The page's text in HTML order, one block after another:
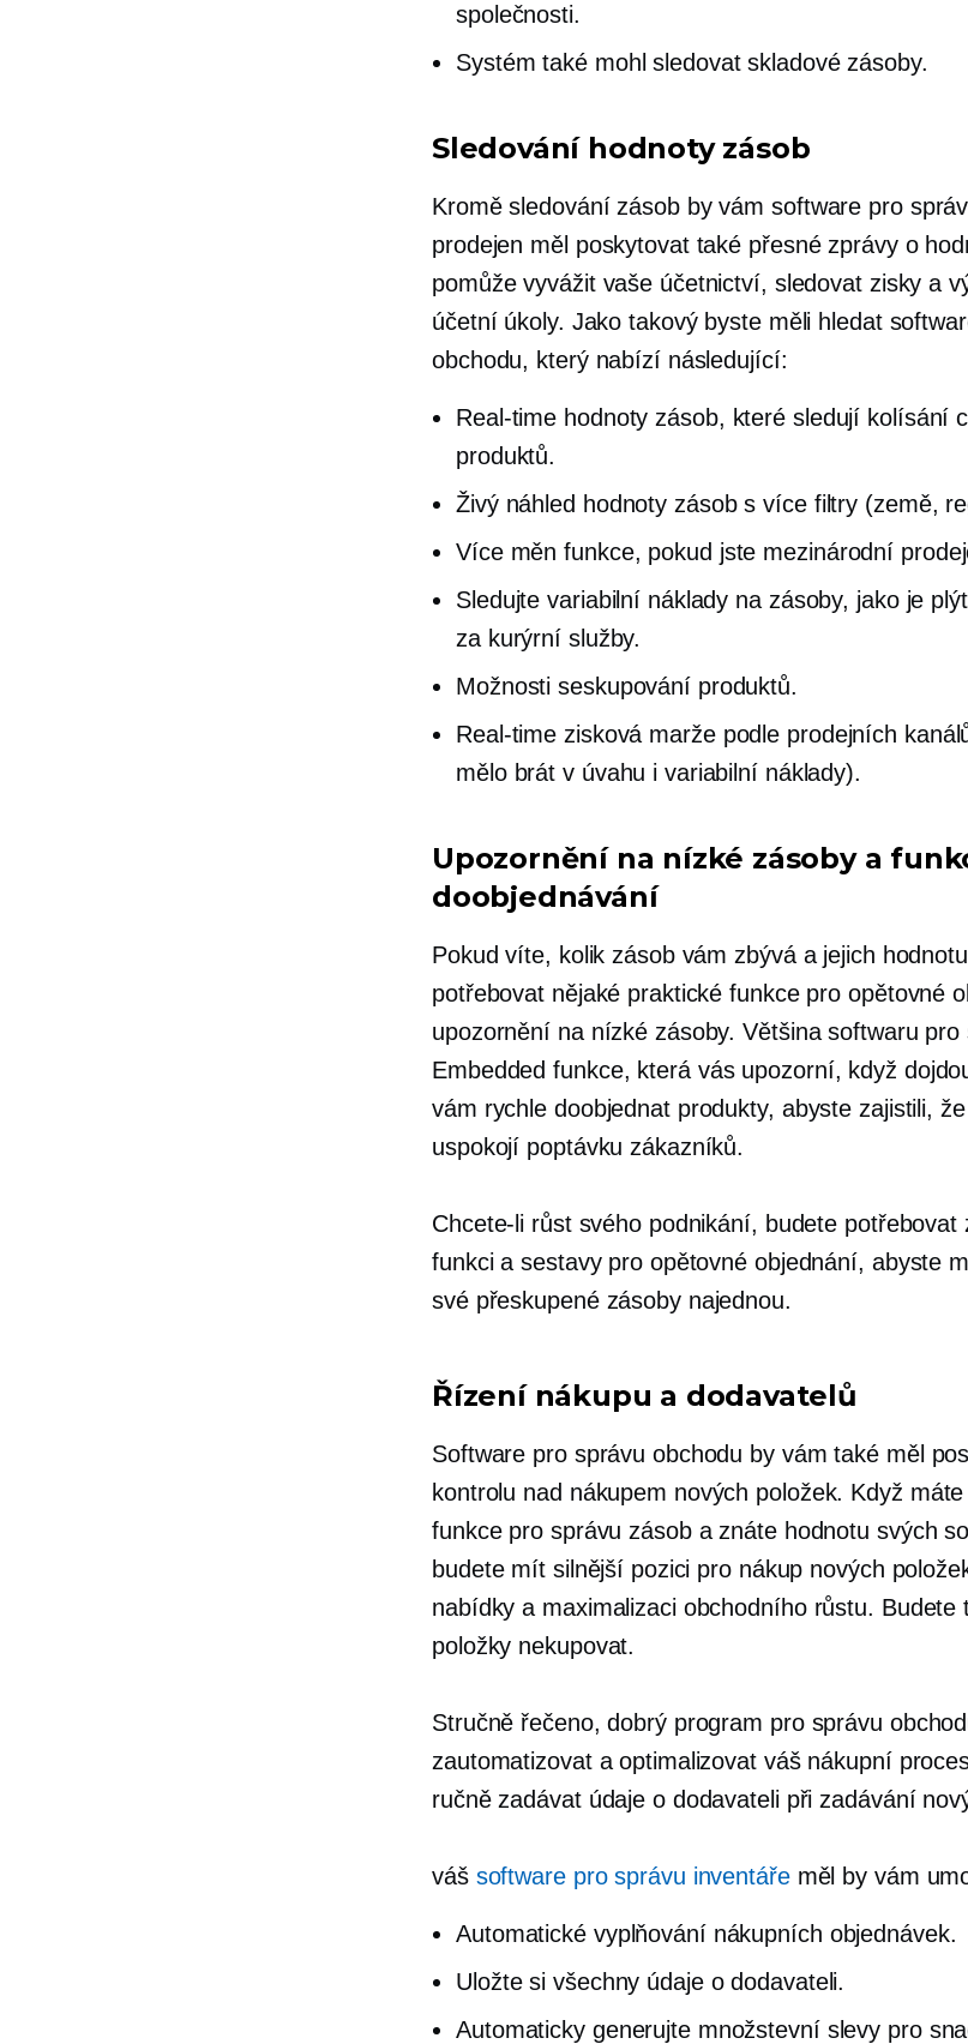
společnosti.
Systém také mohl sledovat skladové zásoby.
Sledování hodnoty zásob
Kromě sledování zásob by vám software pro
prodejen měl poskytovat také přesné zprávy o
pomůže vyvážit vaše účetnictví, sledovat zisky a
účetní úkoly. Jako takový byste měli hledat
obchodu, který nabízí následující:
Real-time hodnoty zásob, které sledují kolísání
produktů.
Živý náhled hodnoty zásob s více filtry (země,
Více měn funkce, pokud jste mezinárodní
Sledujte variabilní náklady na zásoby, jako je
za kurýrní služby.
Možnosti seskupování produktů.
Real-time zisková marže podle prodejních
mělo brát v úvahu i variabilní náklady).
Upozornění na nízké zásoby a
doobjednávání
Pokud víte, kolik zásob vám zbývá a jejich
potřebovat nějaké praktické funkce pro opětovné
upozornění na nízké zásoby. Většina softwaru
Embedded funkce, která vás upozorní, když
vám rychle doobjednat produkty, abyste zajistili,
uspokojí poptávku zákazníků.
Chcete-li růst svého podnikání, budete potřebovat
funkci a sestavy pro opětovné objednání, abyste
své přeskupené zásoby najednou.
Řízení nákupu a dodavatelů
Software pro správu obchodu by vám také měl
kontrolu nad nákupem nových položek. Když
funkce pro správu zásob a znáte hodnotu svých
budete mít silnější pozici pro nákup nových
nabídky a maximalizaci obchodního růstu. Budete
položky nekupovat.
Stručně řečeno, dobrý program pro správu
zautomatizovat a optimalizovat váš nákupní
ručně zadávat údaje o dodavateli při zadávání
váš software pro správu inventářeměl by vám
Automatické vyplňování nákupních objednávek.
Uložte si všechny údaje o dodavateli.
Automaticky generujte množstevní slevy pro